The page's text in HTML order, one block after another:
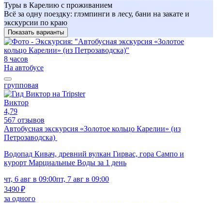
Туры в Карелию с проживанием
Всё за одну поездку: глэмпинги в лесу, бани на закате и
экскурсии по краю
Показать варианты
8 часов
На автобусе
групповая
Виктор
4,79
567 отзывов
Автобусная экскурсия «Золотое кольцо Карелии» (из
Петрозаводска)
Водопад Кивач, древний вулкан Гирвас, гора Сампо и
курорт Марциальные Воды за 1 день
чт, 6 авг в 09:00пт, 7 авг в 09:00
3490 ₽
за одного